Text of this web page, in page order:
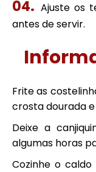
Ajuste os
antes de servir.
Frite as
crosta dourada
Deixe a
algumas horas
Cozinhe o